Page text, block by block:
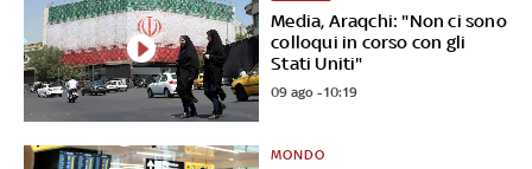
Media, Araqchi: "Non ci sono
colloqui in corso con gli
Stati Uniti"
09 ago - 10:19
MONDO